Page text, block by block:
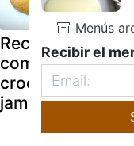
Recetas
comida
croquetas de
jamon y queso
Menús
Recibir el